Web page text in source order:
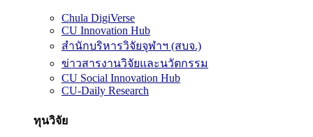
Chula DigiVerse
CU Innovation Hub
สำนักบริหารวิจัยจุฬาฯ (สบจ.)
ข่าวสารงานวิจัยและนวัตกรรม
CU Social Innovation Hub
CU-Daily Research
ทุนวิจัย